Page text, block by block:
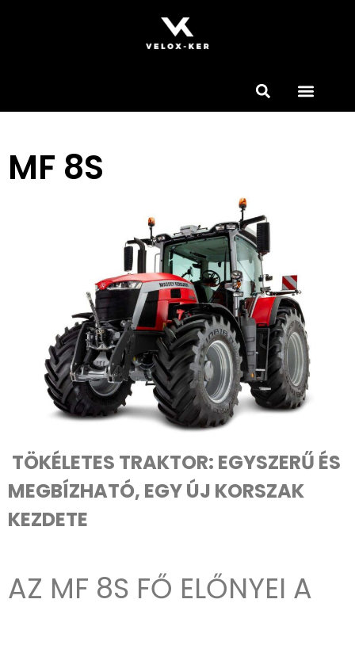
MF 8S
TÖKÉLETES TRAKTOR: EGYSZERŰ ÉS
MEGBÍZHATÓ, EGY ÚJ KORSZAK
KEZDETE
AZ MF 8S FŐ ELŐNYEI A